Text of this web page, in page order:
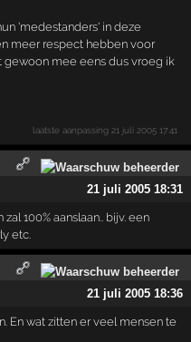
'medestanders' in deze
meer respect hebben voor
gewoon mee eens dus vroeg ik
laatste aanpassing 21 juli 2005 17:41
21 juli 2005 18:31
100% aanslaan.. bijv. een
etc.
21 juli 2005 18:36
En wat zitten er veel mensen te